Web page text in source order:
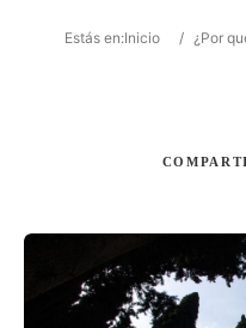
Estás en:Inicio / ¿Por